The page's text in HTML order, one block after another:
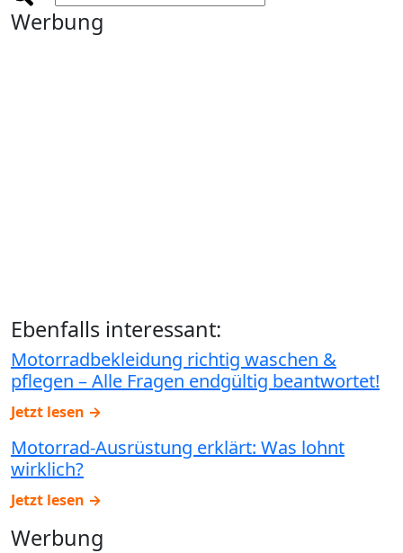
Werbung
Ebenfalls interessant:
Motorradbekleidung richtig waschen &
pflegen – Alle Fragen endgültig beantwortet!
Jetzt lesen →
Motorrad‑Ausrüstung erklärt: Was lohnt
wirklich?
Jetzt lesen →
Werbung